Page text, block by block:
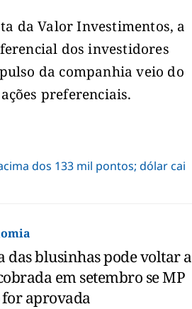
da Valor Investimentos, a
dos investidores
da companhia veio do
preferenciais.
dos 133 mil pontos; dólar cai
das blusinhas pode voltar a
em setembro se MP
aprovada